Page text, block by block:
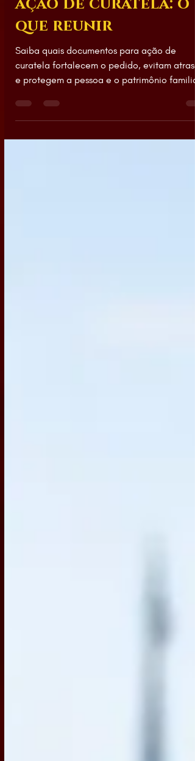
ação de curatela: o
que reunir
Saiba quais documentos para ação de
curatela fortalecem o pedido, evitam
e protegem a pessoa e o patrimônio familiar